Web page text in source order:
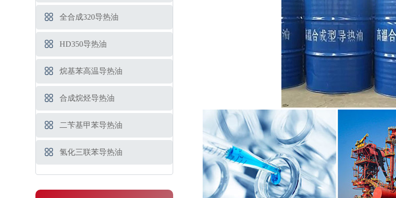
全合成320导热油
HD350导热油
烷基苯高温导热油
合成烷烃导热油
二苄基甲苯导热油
氢化三联苯导热油